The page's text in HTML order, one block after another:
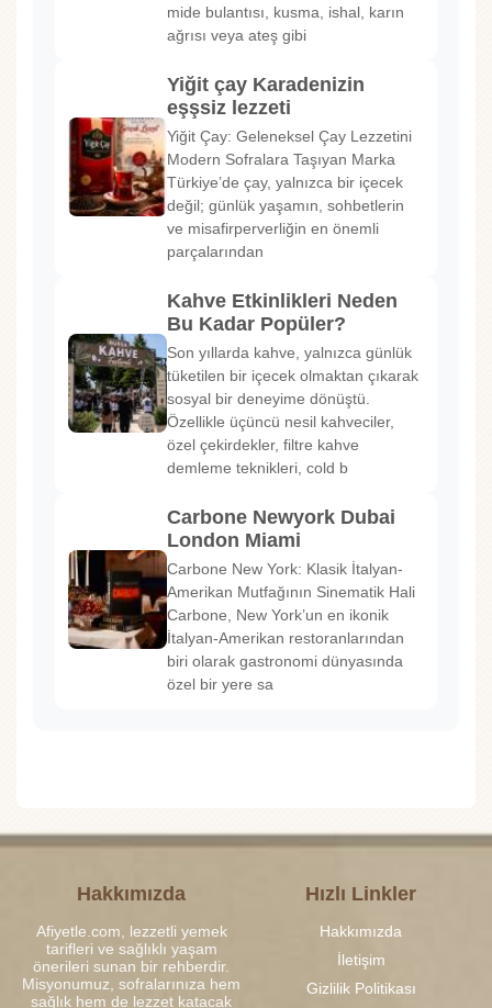
mide bulantısı, kusma, ishal, karın
ağrısı veya ateş gibi
Yiğit çay Karadenizin
eşşsiz lezzeti
Yiğit Çay: Geleneksel Çay Lezzetini
Modern Sofralara Taşıyan Marka
Türkiye’de çay, yalnızca bir içecek
değil; günlük yaşamın, sohbetlerin
ve misafirperverliğin en önemli
parçalarından
Kahve Etkinlikleri Neden
Bu Kadar Popüler?
Son yıllarda kahve, yalnızca günlük
tüketilen bir içecek olmaktan çıkarak
sosyal bir deneyime dönüştü.
Özellikle üçüncü nesil kahveciler,
özel çekirdekler, filtre kahve
demleme teknikleri, cold b
Carbone Newyork Dubai
London Miami
Carbone New York: Klasik İtalyan-
Amerikan Mutfağının Sinematik Hali
Carbone, New York’un en ikonik
İtalyan-Amerikan restoranlarından
biri olarak gastronomi dünyasında
özel bir yere sa
Hakkımızda
Afiyetle.com, lezzetli yemek
tarifleri ve sağlıklı yaşam
önerileri sunan bir rehberdir.
Misyonumuz, sofralarınıza hem
sağlık hem de lezzet katacak
Hızlı Linkler
Hakkımızda
İletişim
Gizlilik Politikası